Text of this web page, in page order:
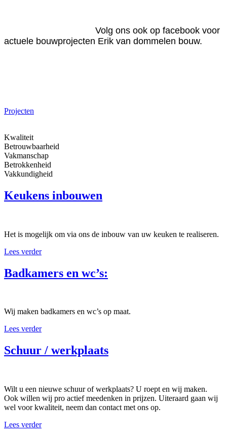
Volg ons ook op facebook voor
actuele bouwprojecten Erik van dommelen bouw.
Projecten
Kwaliteit
Betrouwbaarheid
Vakmanschap
Betrokkenheid
Vakkundigheid
Keukens inbouwen
Het is mogelijk om via ons de inbouw van uw keuken te realiseren.
Lees verder
Badkamers en wc’s:
Wij maken badkamers en wc’s op maat.
Lees verder
Schuur / werkplaats
Wilt u een nieuwe schuur of werkplaats? U roept en wij maken.
Ook willen wij pro actief meedenken in prijzen. Uiteraard gaan wij
wel voor kwaliteit, neem dan contact met ons op.
Lees verder